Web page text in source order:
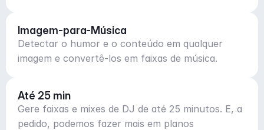
Imagem-para-Música
Detectar o humor e o conteúdo em qualquer
imagem e convertê-los em faixas de música.
Até 25 min
Gere faixas e mixes de DJ de até 25 minutos. E, a
pedido, podemos fazer mais em planos